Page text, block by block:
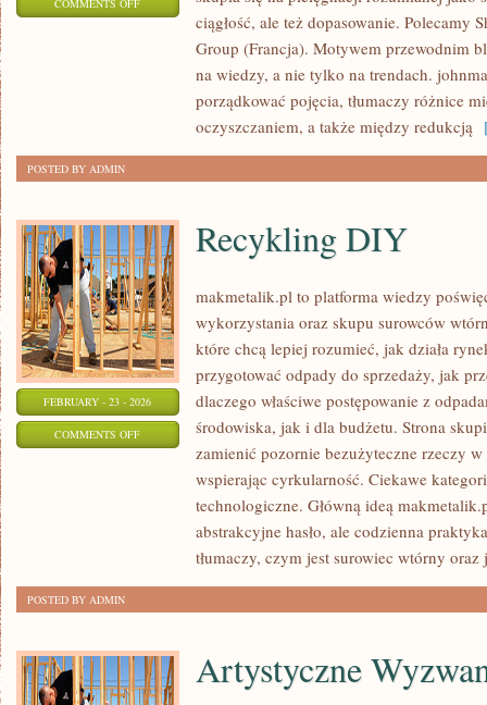
COMMENTS OFF
ciągłość, ale też dopasowanie. Polecamy
Group (Francja). Motywem przewodnim
na wiedzy, a nie tylko na trendach.
porządkować pojęcia, tłumaczy różnice
oczyszczaniem, a także między redukcją
POSTED BY ADMIN
FEBRUARY - 23 - 2026
COMMENTS OFFON
RECYKLING
Recykling DIY
makmetalik.pl to platforma wiedzy
wykorzystania oraz skupu surowców
które chcą lepiej rozumieć, jak działa
przygotować odpady do sprzedaży, jak
dlaczego właściwe postępowanie z
środowiska, jak i dla budżetu. Strona
zamienić pozornie bezużyteczne rzeczy
wspierając cyrkularność. Ciekawe
technologiczne. Główną ideą
abstrakcyjne hasło, ale codzienna
tłumaczy, czym jest surowiec wtórny oraz
POSTED BY ADMIN
Artystyczne